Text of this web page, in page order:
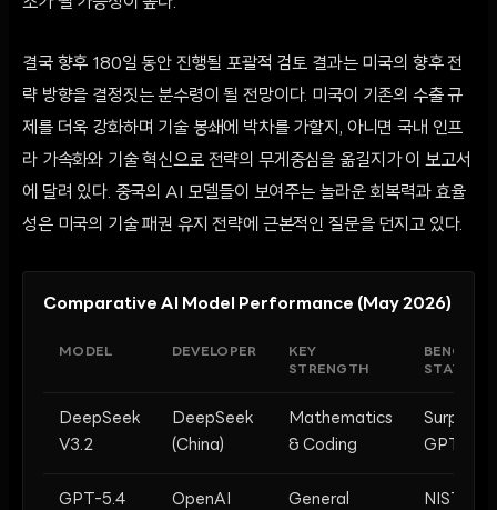
결국 향후 180일 동안 진행될 포괄적 검토 결과는 미국의 향후 전
략 방향을 결정짓는 분수령이 될 전망이다. 미국이 기존의 수출 규
제를 더욱 강화하며 기술 봉쇄에 박차를 가할지, 아니면 국내 인프
라 가속화와 기술 혁신으로 전략의 무게중심을 옮길지가 이 보고서
에 달려 있다. 중국의 AI 모델들이 보여주는 놀라운 회복력과 효율
성은 미국의 기술 패권 유지 전략에 근본적인 질문을 던지고 있다.
Comparative AI Model Performance (May 2026)
MODEL DEVELOPER
KEY
STRENGTH
STATUS
DeepSeek
V3.2
DeepSeek
(China)
Mathematics
& Coding
GPT-4.5
GPT-5.4
OpenAI
General
NIST